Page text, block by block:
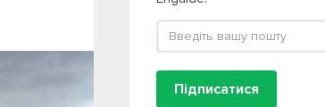
Підписатися